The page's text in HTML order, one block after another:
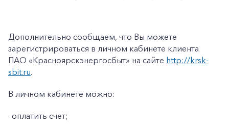
Заказать обратный звонок
Дополнительно сообщаем, что Вы можете
зарегистрироваться в личном кабинете клиента
ПАО «Красноярскэнергосбыт» на сайте http://krsk-
sbit.ru.
В личном кабинете можно:
· оплатить счет;